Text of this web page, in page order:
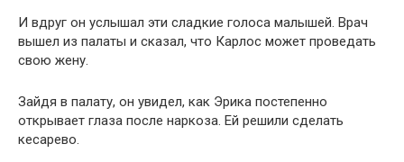
И вдруг он услышал эти сладкие голоса малышей. Врач
вышел из палаты и сказал, что Карлос может проведать
свою жену.
Зайдя в палату, он увидел, как Эрика постепенно
открывает глаза после наркоза. Ей решили сделать
кесарево.